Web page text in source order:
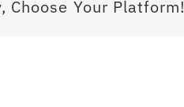
Choose Your Platform!